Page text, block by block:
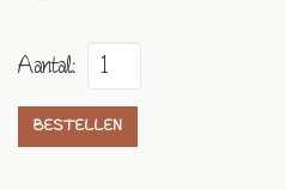
Aantal:
BESTELLEN